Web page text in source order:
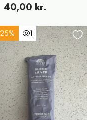
40,00 kr.
25% 1